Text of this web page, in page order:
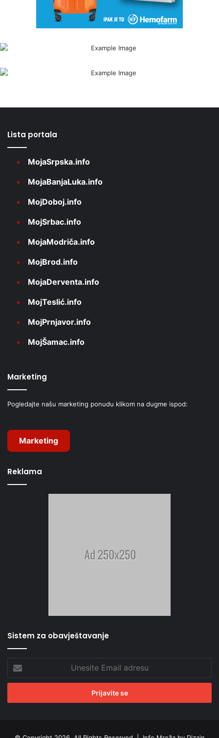
Lista portala
MojaSrpska.info
MojaBanjaLuka.info
MojDoboj.info
MojSrbac.info
MojaModriča.info
MojBrod.info
MojaDerventa.info
MojTeslić.info
MojPrnjavor.info
MojŠamac.info
Marketing
Pogledajte našu marketing ponudu klikom na dugme ispod:
Marketing
Reklama
Sistem za obavještavanje
Email
adresu